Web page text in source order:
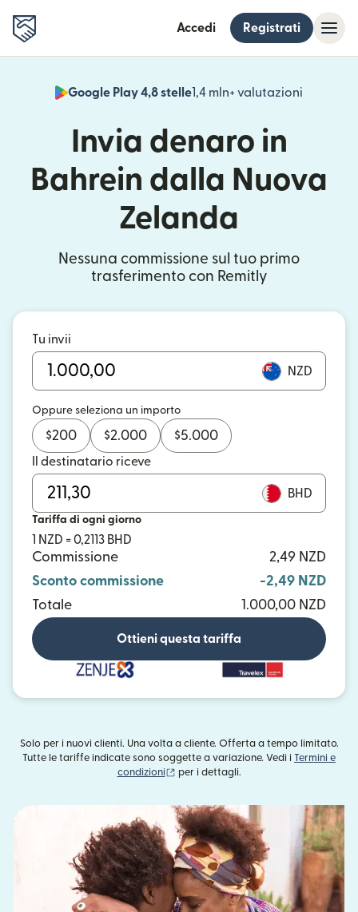
Accedi Registrati
Google Play 4,8 stelle1,4 mln+ valutazioni
Invia denaro in
Bahrein dalla Nuova
Zelanda
Nessuna commissione sul tuo primo
trasferimento con Remitly
Tu invii
NZD
Oppure seleziona un importo
$200 $2.000 $5.000
Il destinatario riceve
BHD
Tariffa di ogni giorno
1 NZD = 0,2113 BHD
Commissione
2,49 NZD
Sconto commissione
-2,49 NZD
Totale
1.000,00 NZD
Ottieni questa tariffa
Solo per i nuovi clienti. Una volta a cliente. Offerta a tempo limitato.
Tutte le tariffe indicate sono soggette a variazione. Vedi i Termini e
condizioni
(si apre in una nuova finestra)
per i dettagli.